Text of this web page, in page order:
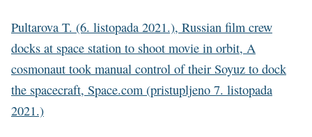
Pultarova T. (6. listopada 2021.), Russian film crew
docks at space station to shoot movie in orbit, A
cosmonaut took manual control of their Soyuz to dock
the spacecraft, Space.com (pristupljeno 7. listopada
2021.)